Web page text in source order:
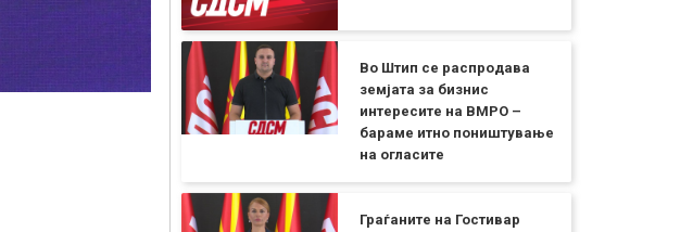
Во Штип се распродава
земјата за бизнис
интересите на ВМРО –
бараме итно поништување
на огласите
Граѓаните на Гостивар